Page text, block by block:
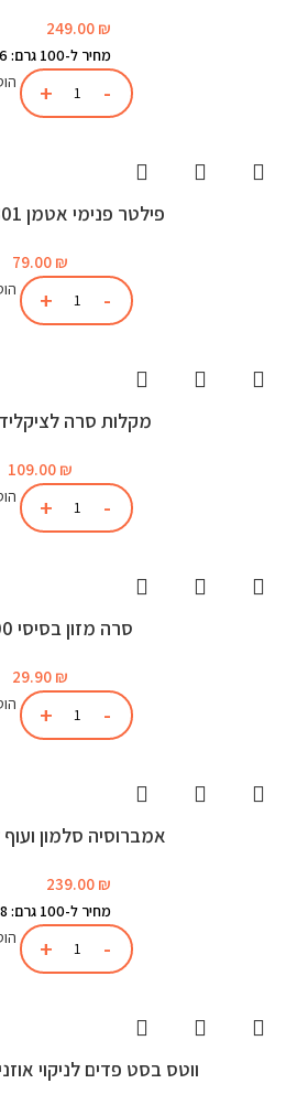
249.00 ₪
מחיר ל-100 גרם: ₪3.56
פילטר פנימי אטמן 301 לאקווריום
79.00 ₪
מקלות סרה לציקלידים 1
109.00 ₪
סרה מזון בסיסי 100 מ"ל
29.90 ₪
אמברוסיה סלמון ועוף
239.00 ₪
מחיר ל-100 גרם: ₪3.98
ווטס בסט פדים לניקוי אוזניים